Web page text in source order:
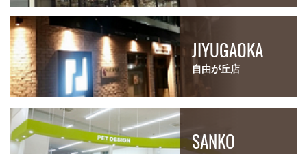
JIYUGAOKA
自由が丘店
SANKO